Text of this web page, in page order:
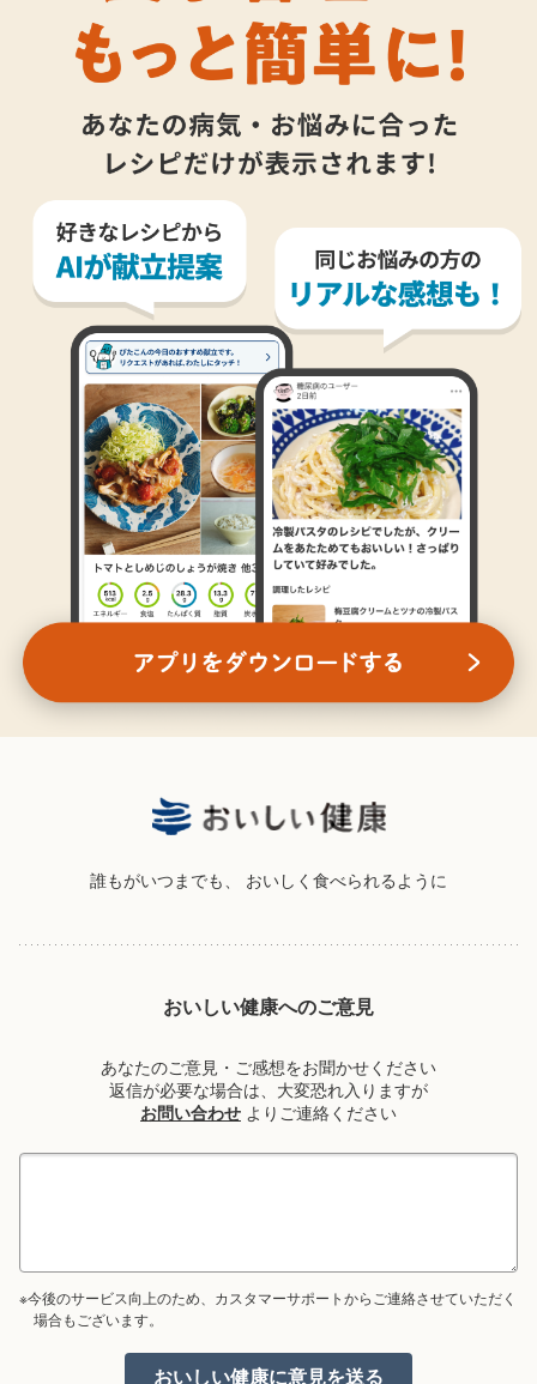
誰もがいつまでも、 おいしく食べられるように
おいしい健康へのご意見
あなたのご意見・ご感想をお聞かせください
返信が必要な場合は、大変恐れ入りますが
お問い合わせ よりご連絡ください
※今後のサービス向上のため、カスタマーサポートからご連絡させていただく
場合もございます。